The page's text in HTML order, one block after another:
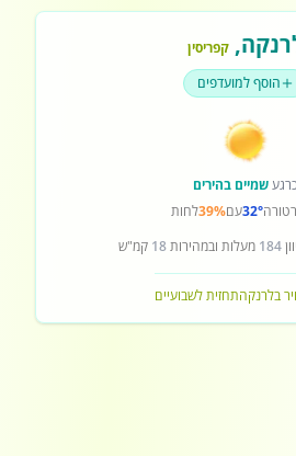
, קפריסין
הוסף למועדפים
שמיים בהירים
32°עם39%לחות
184 מעלות ובמהירות18 קמ"ש
בלרנקהתחזית לשבועיים